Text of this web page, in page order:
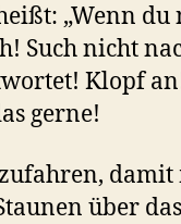
„Wenn
Such nicht
Klopf
gerne!
damit
über